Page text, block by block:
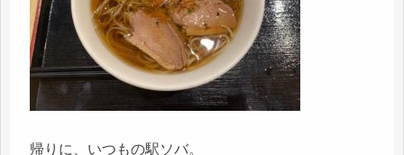
帰りに、いつもの駅ソバ。